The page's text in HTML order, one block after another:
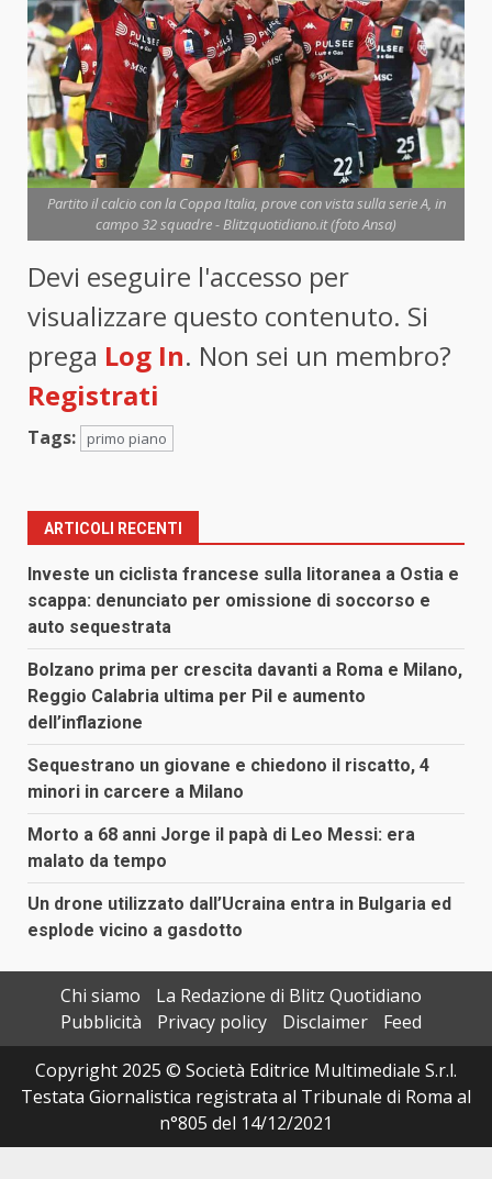
Partito il calcio con la Coppa Italia, prove con vista sulla serie A, in
campo 32 squadre - Blitzquotidiano.it (foto Ansa)
Devi eseguire l'accesso per
visualizzare questo contenuto. Si
prega Log In. Non sei un membro?
Registrati
Tags: primo piano
ARTICOLI RECENTI
Investe un ciclista francese sulla litoranea a Ostia e
scappa: denunciato per omissione di soccorso e
auto sequestrata
Bolzano prima per crescita davanti a Roma e Milano,
Reggio Calabria ultima per Pil e aumento
dell’inflazione
Sequestrano un giovane e chiedono il riscatto, 4
minori in carcere a Milano
Morto a 68 anni Jorge il papà di Leo Messi: era
malato da tempo
Un drone utilizzato dall’Ucraina entra in Bulgaria ed
esplode vicino a gasdotto
Chi siamo
La Redazione di Blitz Quotidiano
Pubblicità
Privacy policy Disclaimer
Feed
Copyright 2025 © Società Editrice Multimediale S.r.l.
Testata Giornalistica registrata al Tribunale di Roma al
n°805 del 14/12/2021